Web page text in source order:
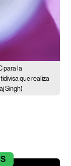
para la
que realiza
Singh)